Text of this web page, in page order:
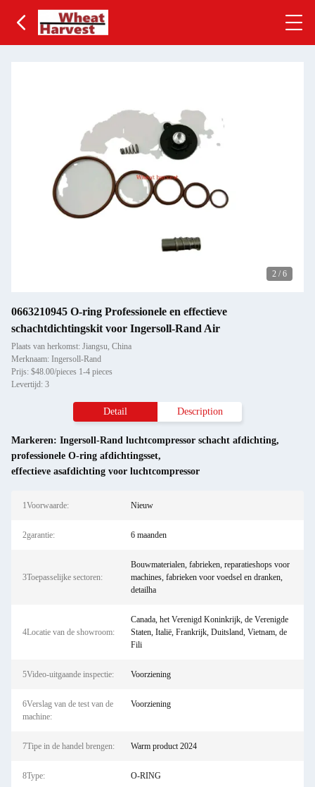
2 / 6
0663210945 O-ring Professionele en effectieve
schachtdichtingskit voor Ingersoll-Rand Air
Plaats van herkomst: Jiangsu, China
Merknaam: Ingersoll-Rand
Prijs: $48.00/pieces 1-4 pieces
Levertijd: 3
Detail Description
Markeren: Ingersoll-Rand luchtcompressor schacht afdichting,
professionele O-ring afdichtingsset,
effectieve asafdichting voor luchtcompressor
1Voorwaarde: Nieuw
2garantie: 6 maanden
3Toepasselijke sectoren:
Bouwmaterialen, fabrieken, reparatieshops voor
machines, fabrieken voor voedsel en dranken,
detailha
4Locatie van de showroom:
Canada, het Verenigd Koninkrijk, de Verenigde
Staten, Italië, Frankrijk, Duitsland, Vietnam, de
Fili
5Video-uitgaande inspectie: Voorziening
6Verslag van de test van de
machine:
Voorziening
7Tipe in de handel brengen: Warm product 2024
8Type: O-RING